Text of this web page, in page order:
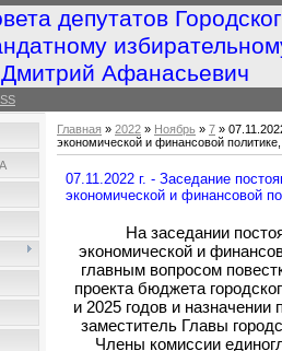
депутатов
Афанасьевич
Главная » 2022 » Ноябрь » 7 »
экономической и финансовой
07.11.2022 г. - Заседание
экономической и финансовой
На заседании
экономической и
главным вопросом
проекта бюджета
и 2025 годов и
заместитель Главы
Члены комиссии